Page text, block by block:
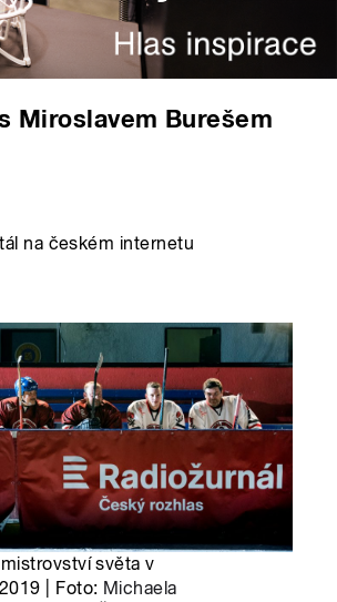
Miroslavem Burešem
na českém internetu
světa v
| Foto: Michaela